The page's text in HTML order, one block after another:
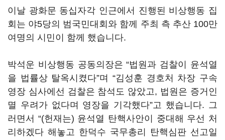
이날 광화문 동십자각 인근에서 진행된 비상행동 집
회는 야5당의 범국민대회와 함께 주최 측 추산 100만
여명의 시민이 함께 했습니다.
박석운 비상행동 공동의장은 “법원과 검찰이 윤석열
을 법률상 탈옥시켰다”며 “김성훈 경호처 차장 구속
영장 심사에선 검찰은 참석도 않았고, 법원은 증거인
멸 우려가 없다며 영장을 기각했다”고 했습니다. 그
러면서 “(헌재는) 윤석열 탄핵사안이 중대해 우선 처
리하겠다 해놓고 한덕수 국무총리 탄핵심판 선고일